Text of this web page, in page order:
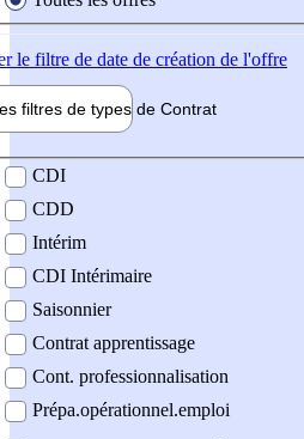
le filtre de date de création de l'offre
filtres de types de Contrat
contrat
CDI
CDD
Intérim
CDI Intérimaire
Saisonnier
Contrat apprentissage
Cont. professionnalisation
Prépa.opérationnel.emploi